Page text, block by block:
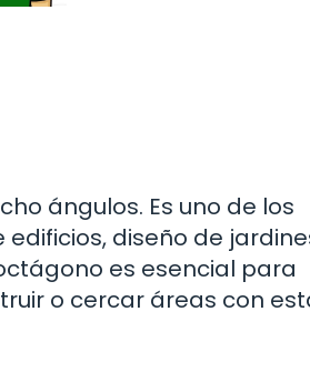
ángulos. Es uno de los
diseño de
es esencial para
o cercar áreas con